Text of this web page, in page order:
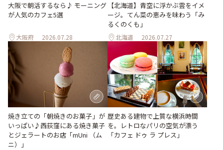
大阪で朝活するなら♪ モーニング
が人気のカフェ5選
大阪府 2026.07.28
【北海道】青空に浮かぶ雲をイメ
ージ。てん菜の恵みを味わう「み
るくのくも」
北海道 2026.07.27
焼き立ての「朝焼きのお菓子」が
いっぱい♪西荻窪にある焼き菓子
とジェラートのお店「mUni （ム
ニ）」
歴史ある建物で上質な横浜時間
を。レトロなパリの空気が漂う
「カフェ ドゥ ラ プレス」